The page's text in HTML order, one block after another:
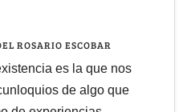
ROSARIO ESCOBAR
es la que nos
de algo que